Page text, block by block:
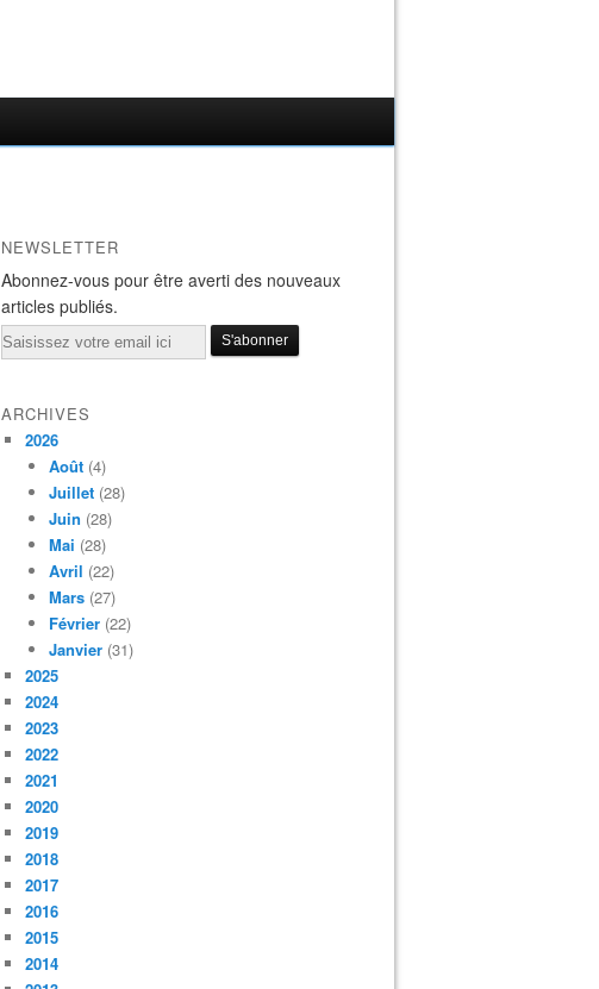
NEWSLETTER
Abonnez-vous pour être averti des nouveaux
articles publiés.
Email
ARCHIVES
2026
Août (4)
Juillet (28)
Juin (28)
Mai (28)
Avril (22)
Mars (27)
Février (22)
Janvier (31)
2025
2024
2023
2022
2021
2020
2019
2018
2017
2016
2015
2014